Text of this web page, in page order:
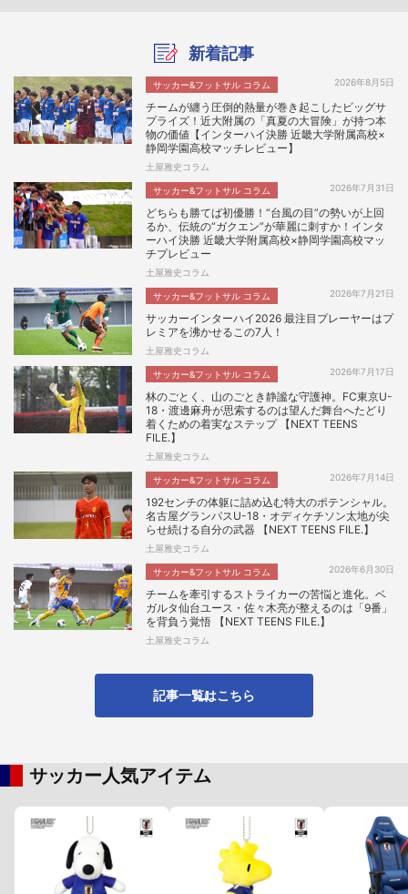
新着記事
サッカー&フットサル コラム 2026年8月5日
チームが纏う圧倒的熱量が巻き起こしたビッグサ
プライズ！近大附属の「真夏の大冒険」が持つ本
物の価値【インターハイ決勝 近畿大学附属高校×
静岡学園高校マッチレビュー】
土屋雅史コラム
サッカー&フットサル コラム 2026年7月31日
どちらも勝てば初優勝！“台風の目”の勢いが上回
るか、伝統の“ガクエン”が華麗に刺すか！インタ
ーハイ決勝 近畿大学附属高校×静岡学園高校マッ
チプレビュー
土屋雅史コラム
サッカー&フットサル コラム 2026年7月21日
サッカーインターハイ2026 最注目プレーヤーはプ
レミアを沸かせるこの7人！
土屋雅史コラム
サッカー&フットサル コラム 2026年7月17日
林のごとく、山のごとき静謐な守護神。FC東京U-
18・渡邊麻舟が思索するのは望んだ舞台へたどり
着くための着実なステップ 【NEXT TEENS
FILE.】
土屋雅史コラム
サッカー&フットサル コラム 2026年7月14日
192センチの体躯に詰め込む特大のポテンシャル。
名古屋グランパスU-18・オディケチソン太地が尖
らせ続ける自分の武器 【NEXT TEENS FILE.】
土屋雅史コラム
サッカー&フットサル コラム 2026年6月30日
チームを牽引するストライカーの苦悩と進化。ベ
ガルタ仙台ユース・佐々木亮が整えるのは「9番」
を背負う覚悟 【NEXT TEENS FILE.】
土屋雅史コラム
記事一覧はこちら
サッカー人気アイテム